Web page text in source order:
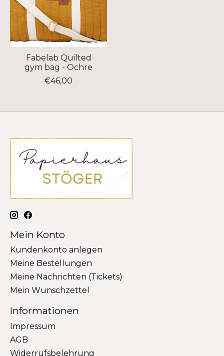
Fabelab Quilted
gym bag - Ochre
€46,00
Mein Konto
Kundenkonto anlegen
Meine Bestellungen
Meine Nachrichten (Tickets)
Mein Wunschzettel
Informationen
Impressum
AGB
Widerrufsbelehrung